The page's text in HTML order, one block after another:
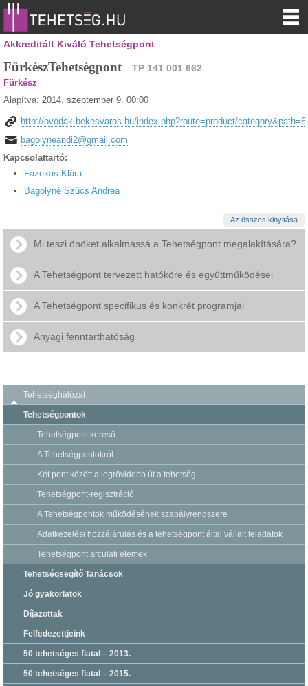
Akkreditált Kiváló Tehetségpont
FürkészTehetségpont TP 141 001 662
Fürkész
Alapítva: 2014. szeptember 9. 00:00
http://ovodak.bekesvaros.hu/index.php?route=product/
bagolyneandi2@gmail.com
Kapcsolattartó:
Fazekas Klára
Bagolyné Szücs Andrea
Az összes kinyitása
Mi teszi önöket alkalmassá a Tehetségpont megalakítására?
A Tehetségpont tervezett hatóköre és együttműködései
A Tehetségpont specifikus és konkrét programjai
Anyagi fenntarthatóság
Tehetséghálózat
Tehetségpontok
Tehetségpont kereső
A Tehetségpontokról
Két pont között a legrövidebb út a tehetség
Tehetségpont-regisztráció
A Tehetségpontok működésének szabályrendszere
Adatkezelési hozzájárulás és a tehetségpont által vállalt feladatok
Tehetségpont arculati elemek
Tehetségsegítő Tanácsok
Jó gyakorlatok
Díjazottak
Felfedezettjeink
50 tehetséges fiatal – 2013.
50 tehetséges fiatal – 2015.